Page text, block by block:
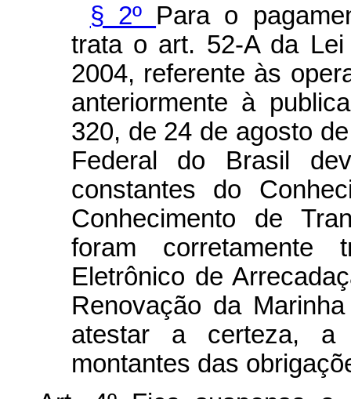
§ 2º Para o
trata o art. 52-A da
2004, referente às
anteriormente à
320, de 24 de agosto
Federal do Brasil
constantes do
Conhecimento de
foram corretamente
Eletrônico de
Renovação da
atestar a certeza,
montantes das